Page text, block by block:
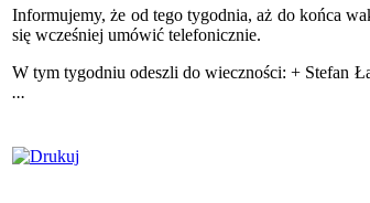
Informujemy, że od tego tygodnia, aż do końca
się wcześniej umówić telefonicznie.
W tym tygodniu odeszli do wieczności: + Stefan
...